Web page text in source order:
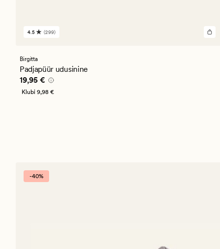
299
hinnanguga
4.5
4.5 (299)
Birgitta
Padjapüür udusinine
Pris_ee 19,95 €
19,95 €
Klubi 9,98 €
-40%